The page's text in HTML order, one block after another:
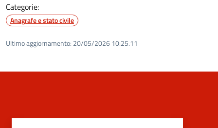
Categorie:
Anagrafe e stato civile
Ultimo aggiornamento: 20/05/2026 10:25.11